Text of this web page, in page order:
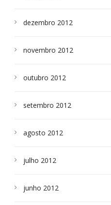
dezembro 2012
novembro 2012
outubro 2012
setembro 2012
agosto 2012
julho 2012
junho 2012